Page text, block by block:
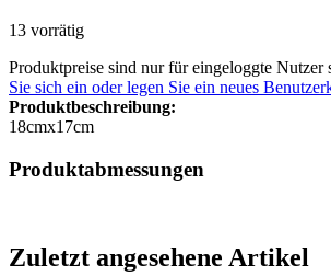
13 vorrätig
Produktpreise sind nur für eingeloggte Nutzer
Sie sich ein oder legen Sie ein neues
Produktbeschreibung:
18cmx17cm
Produktabmessungen
Zuletzt angesehene Artikel